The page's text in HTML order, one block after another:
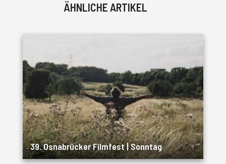
ÄHNLICHE ARTIKEL
39. Osnabrücker Filmfest | Sonntag